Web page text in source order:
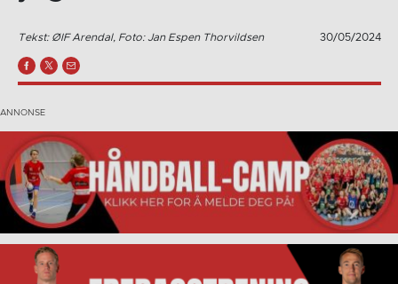
Tekst: ØIF Arendal, Foto: Jan Espen Thorvildsen 30/05/2024